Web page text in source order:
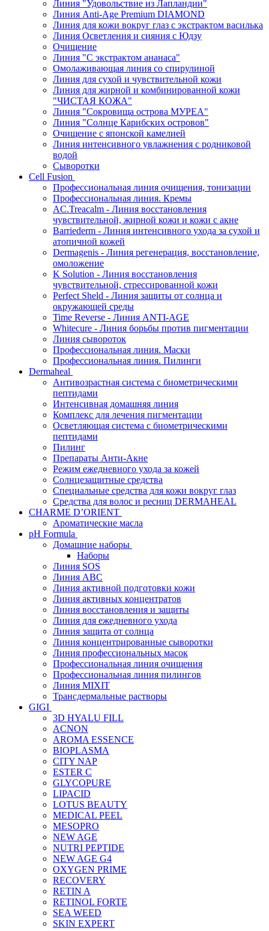
Линия "Удовольствие из Лапландии"
Линия Anti-Age Premium DIAMOND
Линия для кожи вокруг глаз с экстрактом василька
Линия Осветления и сияния с Юдзу
Очищение
Линия "С экстрактом ананаса"
Омолаживающая линия со спирулиной
Линия для сухой и чувствительной кожи
Линия для жирной и комбинированной кожи
"ЧИСТАЯ КОЖА"
Линия "Сокровища острова МУРЕА"
Линия "Солнце Карибских островов"
Очищение с японской камелией
Линия интенсивного увлажнения с родниковой
водой
Сыворотки
Cell Fusion
Профессиональная линия очищения, тонизации
Профессиональная линия. Кремы
AC.Treacalm - Линия восстановления
чувствительной, жирной кожи и кожи с акне
Barriederm - Линия интенсивного ухода за сухой и
атопичной кожей
Dermagenis - Линия регенерация, восстановление,
омоложение
K Solution - Линия восстановления
чувствительной, стрессированной кожи
Perfect Sheld - Линия защиты от солнца и
окружающей среды
Time Reverse - Линия ANTI-AGE
Whitecure - Линия борьбы против пигментации
Линия сывороток
Профессиональная линия. Маски
Профессиональная линия. Пилинги
Dermaheal
Антивозрастная система с биометрическими
пептидами
Интенсивная домашняя линия
Комплекс для лечения пигментации
Осветляющая система с биометрическими
пептидами
Пилинг
Препараты Анти-Акне
Режим ежедневного ухода за кожей
Солнцезащитные средства
Специальные средства для кожи вокруг глаз
Средства для волос и ресниц DERMAHEAL
CHARME D’ORIENT
Ароматические масла
pH Formula
Домашние наборы
Наборы
Линия SOS
Линия АВС
Линия активной подготовки кожи
Линия активных концентратов
Линия восстановления и защиты
Линия для ежедневного ухода
Линия защита от солнца
Линия концентрированные сыворотки
Линия профессиональных масок
Профессиональная линия очищения
Профессиональная линия пилингов
Линия MIXIT
Трансдермальные растворы
GIGI
3D HYALU FILL
ACNON
AROMA ESSENCE
BIOPLASMA
CITY NAP
ESTER C
GLYCOPURE
LIPACID
LOTUS BEAUTY
MEDICAL PEEL
MESOPRO
NEW AGE
NUTRI PEPTIDE
NEW AGE G4
OXYGEN PRIME
RECOVERY
RETIN A
RETINOL FORTE
SEA WEED
SKIN EXPERT